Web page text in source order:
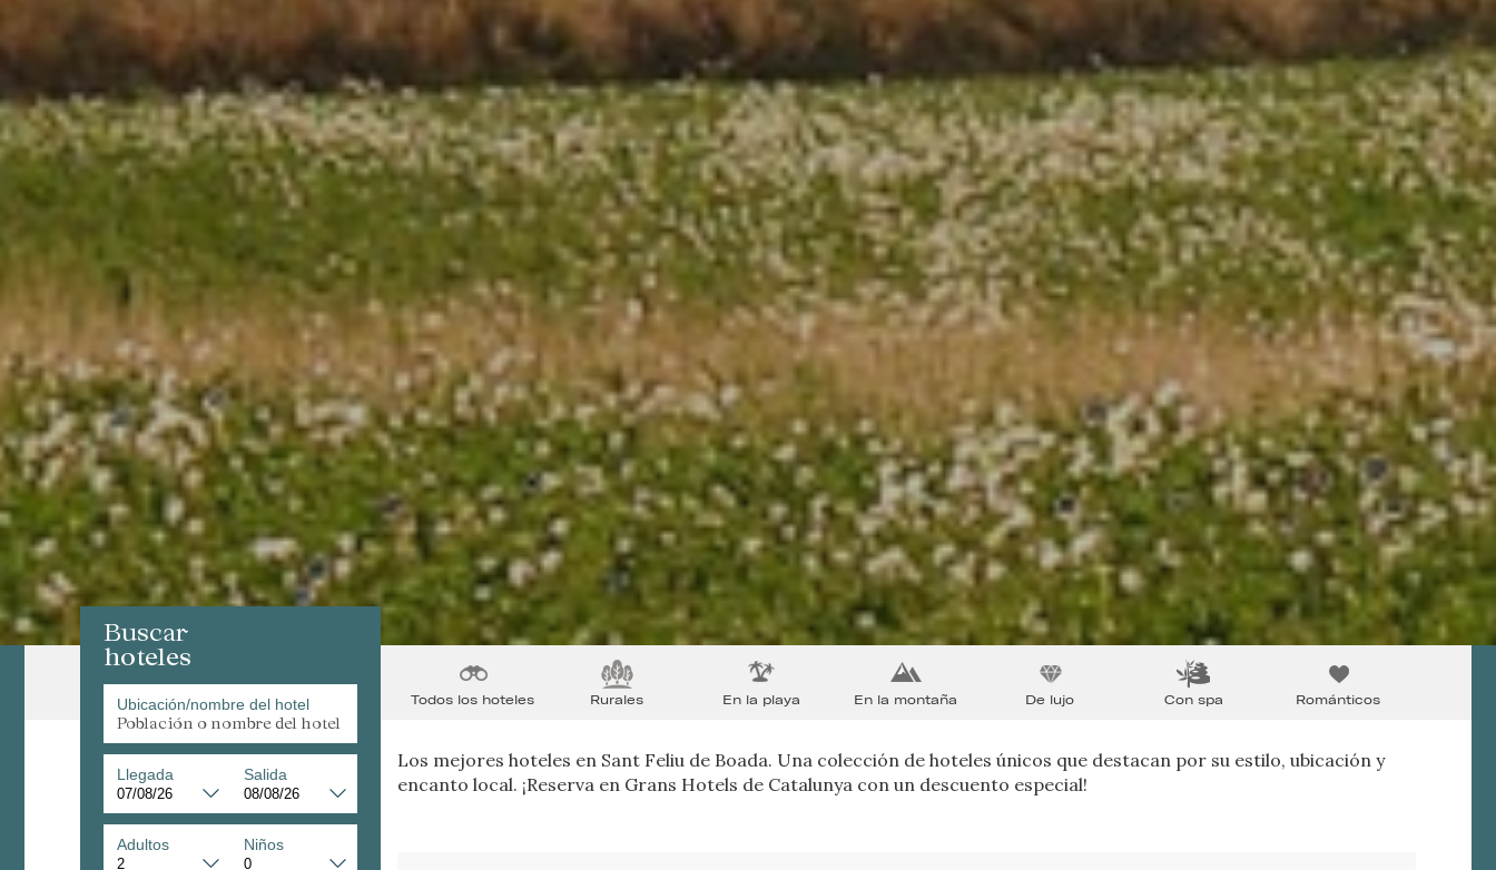
Todos los hoteles Rurales En la playa En la montaña De lujo Con spa Románticos
Buscar
hoteles
Ubicación/nombre del hotel
Llegada Salida
Adultos Niños
Los mejores hoteles en Sant Feliu de Boada. Una colección de hoteles únicos que destacan por su estilo, ubicación y
encanto local. ¡Reserva en Grans Hotels de Catalunya con un descuento especial!